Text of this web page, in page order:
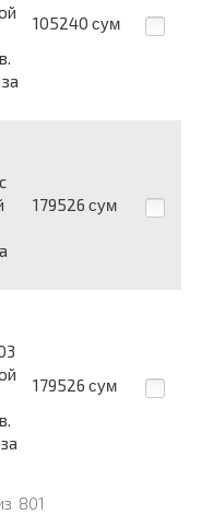
105240 сум
179526 сум
179526 сум
801